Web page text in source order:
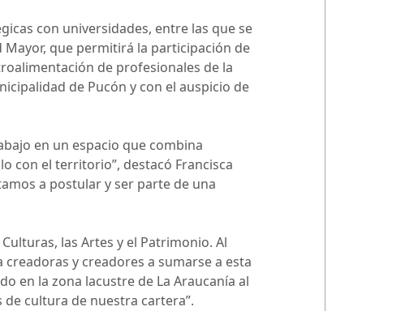
con universidades, entre las que se
Mayor, que permitirá la participación de
de profesionales de la
de Pucón y con el auspicio de
en un espacio que combina
con el territorio”, destacó Francisca
a postular y ser parte de una
las Artes y el Patrimonio. Al
y creadores a sumarse a esta
en la zona lacustre de La Araucanía al
cultura de nuestra cartera”.